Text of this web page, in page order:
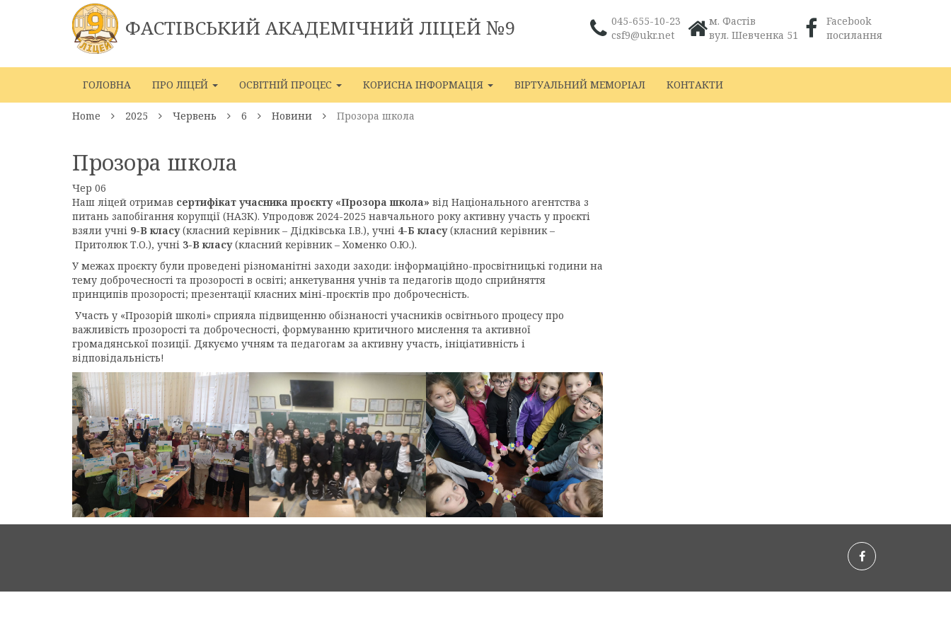
ФАСТІВСЬКИЙ АКАДЕМІЧНИЙ ЛІЦЕЙ №9
045-655-10-23
csf9@ukr.net
м. Фастів
вул. Шевченка 51
Facebook
посилання
ГОЛОВНА ПРО ЛІЦЕЙ ОСВІТНІЙ ПРОЦЕС КОРИСНА ІНФОРМАЦІЯ ВІРТУАЛЬНИЙ МЕМОРІАЛ КОНТАКТИ
Home 2025 Червень 6 Новини Прозора школа
Прозора школа
Чер 06
Наш ліцей отримав сертифікат учасника проєкту «Прозора школа» від Національного агентства з
питань запобігання корупції (НАЗК). Упродовж 2024-2025 навчального року активну участь у проєкті
взяли учні 9-В класу(класний керівник – Дідківська І.В.), учні 4-Б класу(класний керівник –
Притолюк Т.О.), учні 3-В класу(класний керівник – Хоменко О.Ю.).
У межах проєкту були проведені різноманітні заходи заходи: інформаційно-просвітницькі години на
тему доброчесності та прозорості в освіті; анкетування учнів та педагогів щодо сприйняття
принципів прозорості; презентації класних міні-проєктів про доброчесність.
Участь у «Прозорій школі» сприяла підвищенню обізнаності учасників освітнього процесу про
важливість прозорості та доброчесності, формуванню критичного мислення та активної
громадянської позиції. Дякуємо учням та педагогам за активну участь, ініціативність і
відповідальність!